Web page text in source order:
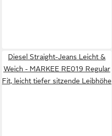
Diesel Straight-Jeans Leicht &
Weich - MARKEE RE019 Regular
Fit, leicht tiefer sitzende Leibhöhe